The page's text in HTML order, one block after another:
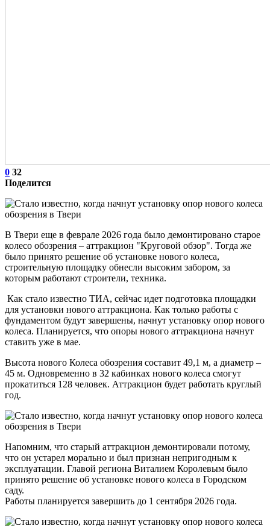
0 32
Поделится
В Твери еще в феврале 2026 года было демонтировано старое
колесо обозрения – аттракцион "Круговой обзор". Тогда же
было принято решение об установке нового колеса,
строительную площадку обнесли высоким забором, за
которым работают строители, техника.
Как стало известно ТИА, сейчас идет подготовка площадки
для установки нового аттракциона. Как только работы с
фундаментом будут завершены, начнут установку опор нового
колеса. Планируется, что опоры нового аттракциона начнут
ставить уже в мае.
Высота нового Колеса обозрения составит 49,1 м, а диаметр –
45 м. Одновременно в 32 кабинках нового колеса смогут
прокатиться 128 человек. Аттракцион будет работать круглый
год.
Напомним, что старый аттракцион демонтировали потому,
что он устарел морально и был признан непригодным к
эксплуатации. Главой региона Виталием Королевым было
принято решение об установке нового колеса в Городском
саду.
Работы планируется завершить до 1 сентября 2026 года.